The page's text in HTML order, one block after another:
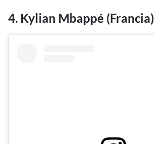
4. Kylian Mbappé (Francia)